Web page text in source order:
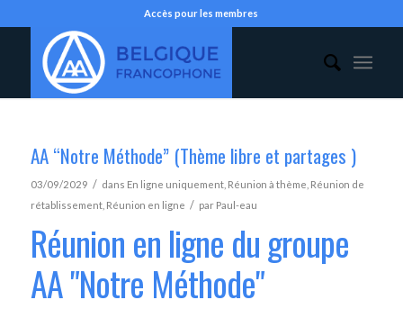
Accès pour les membres
AA “Notre Méthode” (Thème libre et partages )
03/09/2029 / dans En ligne uniquement, Réunion à thème Réunion de
rétablissement, Réunion en ligne / par Paul-eau
Réunion en ligne du groupe
AA "Notre Méthode"